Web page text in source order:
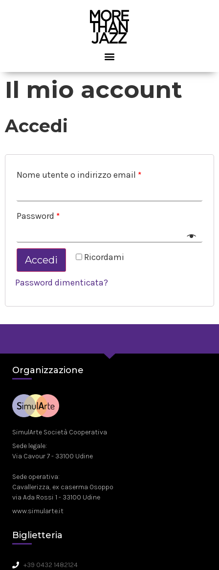
Il mio account
Accedi
Nome utente o indirizzo email *
Password *
Ricordami
Accedi
Password dimenticata?
Organizzazione
SimulArte Società Cooperativa
Sede legale:
Via Cavour 7 - 33100 Udine
Sede operativa:
Cavallerizza, ex caserma Osoppo
via Ada Rossi 1 - 33100 Udine
www.simularte.it
Biglietteria
+39 0432 1482124